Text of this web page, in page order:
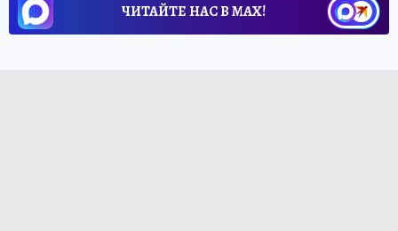
ЧИТАЙТЕ НАС В МАХ!